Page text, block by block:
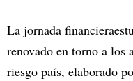
La jornada
renovado en torno a los
riesgo país, elaborado